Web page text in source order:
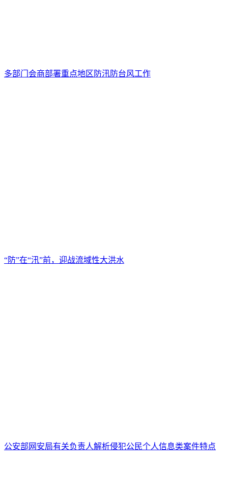
多部门会商部署重点地区防汛防台风工作
“防”在“汛”前，迎战流域性大洪水
公安部网安局有关负责人解析侵犯公民个人信息类案件特点